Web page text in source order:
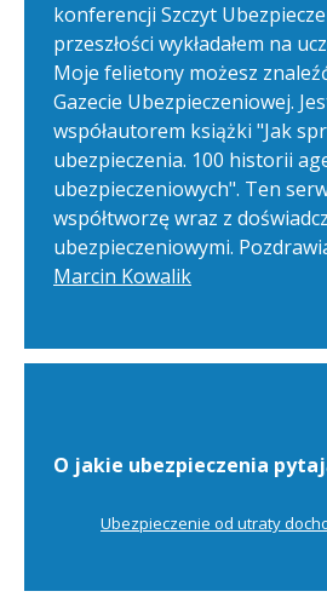
konferencji Szczyt
przeszłości wykładałem na
Moje felietony możesz
Gazecie Ubezpieczeniowej.
współautorem książki "Jak
ubezpieczenia. 100 historii
ubezpieczeniowych". Ten
współtworzę wraz z
ubezpieczeniowymi.
Marcin Kowalik
O jakie ubezpieczenia
Ubezpieczenie od utraty